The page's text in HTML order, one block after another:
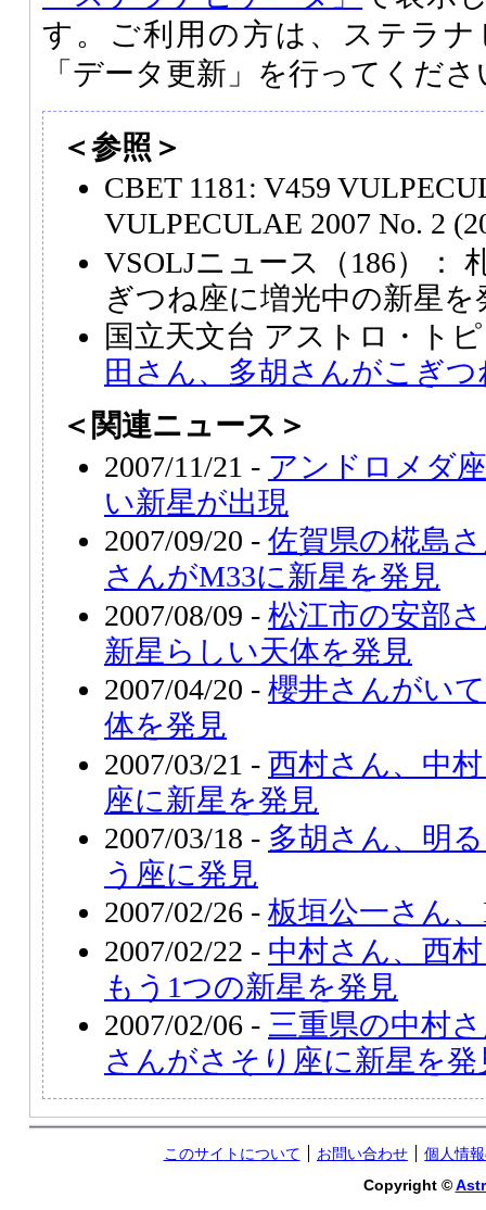
す。ご利用の方は、ステラ
「データ更新」を行ってくださ
＜参照＞
CBET 1181: V459
VULPECULAE 2007 No. 2
VSOLJニュース（186）：
ぎつね座に増光中の新星を
国立天文台 アストロ・ト
田さん、多胡さんがこぎ
＜関連ニュース＞
2007/11/21 - アンドロメダ
い新星が出現
2007/09/20 - 佐賀県の椛島
さんがM33に新星を発見
2007/08/09 - 松江市の安部
新星らしい天体を発見
2007/04/20 - 櫻井さんがい
体を発見
2007/03/21 - 西村さん、中
座に新星を発見
2007/03/18 - 多胡さん、明
う座に発見
2007/02/26 - 板垣公一さん
2007/02/22 - 中村さん、西
もう1つの新星を発見
2007/02/06 - 三重県の中村
さんがさそり座に新星を発
このサイトについて お問い合わせ
個人情
Copyright ©